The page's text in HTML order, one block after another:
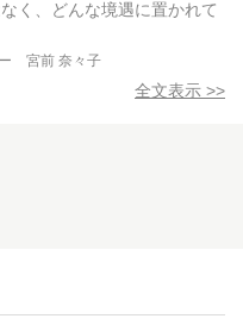
く、どんな境遇に置かれて
宮前 奈々子
全文表示 >>